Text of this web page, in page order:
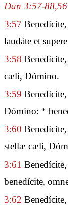
Dan 3:57-88,56
3:57
laudáte et
3:58
cæli, Dómino.
3:59
Dómino: *
3:60
stellæ cæli,
3:61
benedícite,
3:62